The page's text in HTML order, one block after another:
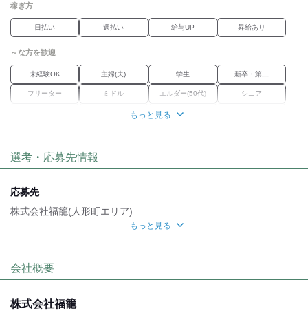
■Wワーク、副業OK
■短距離配送メイン
…倉庫から、自転車で10分圏内がほとんどなので、
長距離移動が少ないが魅力
■管理費用・事務手数料・加盟金なし
■週2～OK
…週1日ごとのシフト提出なので、
プライベートとの両立もしやすい
稼ぎ方
日払い 週払い 給与UP 昇給あり
～な方を歓迎
未経験OK 主婦(夫) 学生 新卒・第二
フリーター ミドル エルダー(50代) シニア
Wワーク
職場環境
髪自由
応募時のメリット
もっと見る
選考・応募先情報
応募先
株式会社福籠(人形町エリア)
[最寄駅]
東京都 中央区⁄人形町駅ほか
[住所]
もっと見る
会社概要
株式会社福籠